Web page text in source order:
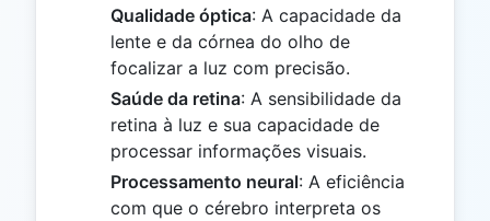
Qualidade óptica: A capacidade da
lente e da córnea do olho de
focalizar a luz com precisão.
Saúde da retina: A sensibilidade da
retina à luz e sua capacidade de
processar informações visuais.
Processamento neural: A eficiência
com que o cérebro interpreta os